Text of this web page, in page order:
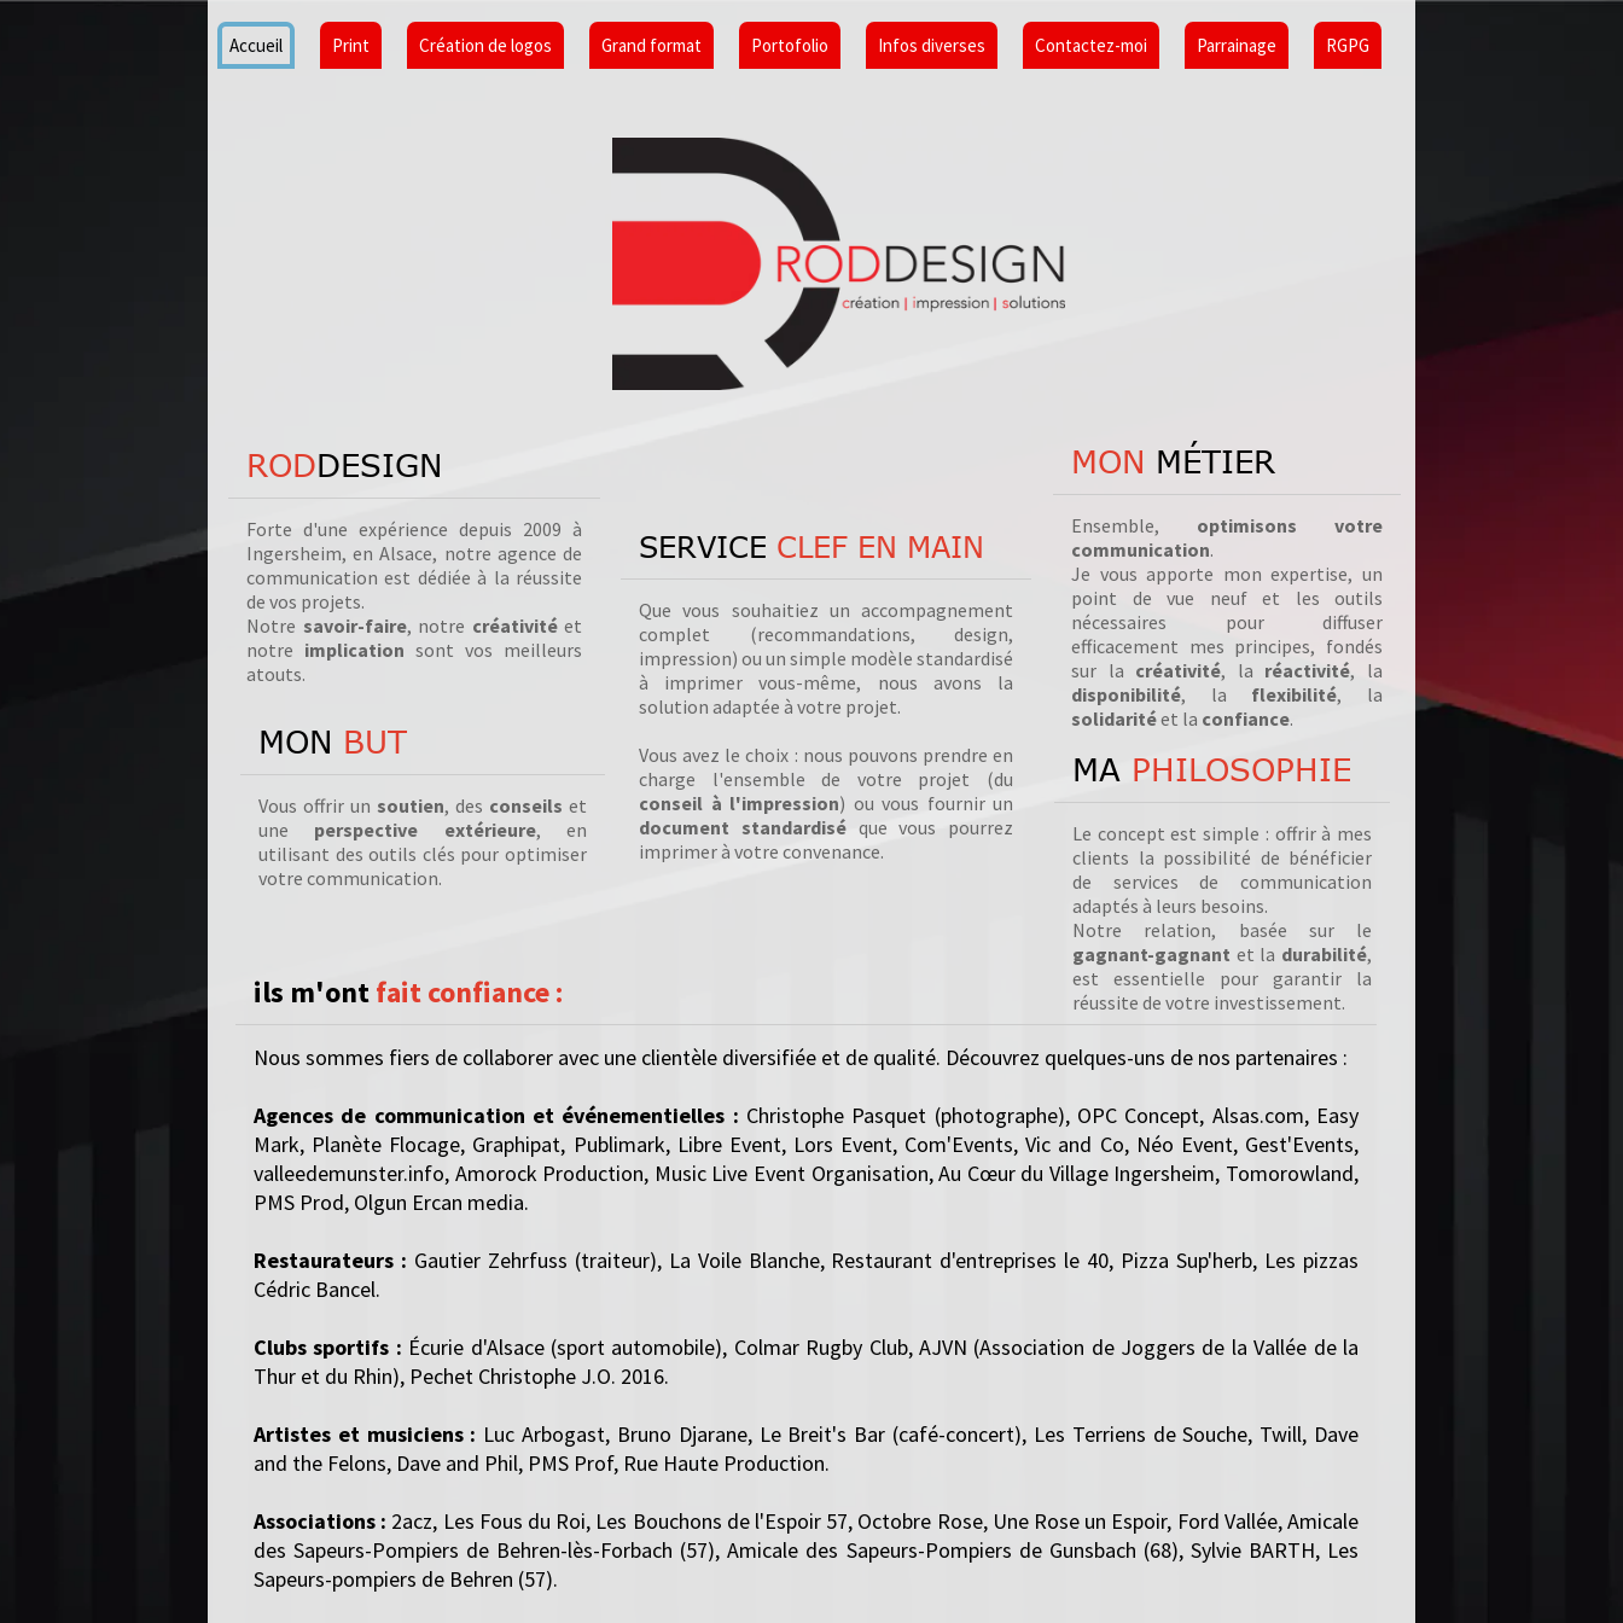
Accueil Print Création de logos Grand format Portofolio Infos diverses Contactez-moi Parrainage RGPG
MON MÉTIER
Ensemble, optimisons votre
communication.
Je vous apporte mon expertise, un
point de vue neuf et les outils
nécessaires pour diffuser
efficacement mes principes, fondés
sur la créativité, la réactivité, la
disponibilité, la flexibilité, la
solidaritéet la confiance.
RODDESIGN
Forte d'une expérience depuis 2009 à
Ingersheim, en Alsace, notre agence de
communication est dédiée à la réussite
de vos projets.
Notre savoir-faire, notre créativitéet
notre implication sont vos meilleurs
atouts.
SERVICE CLEF EN MAIN
Que vous souhaitiez un accompagnement
complet (recommandations, design,
impression) ou un simple modèle standardisé
à imprimer vous-même, nous avons la
solution adaptée à votre projet.
Vous avez le choix : nous pouvons prendre en
charge l'ensemble de votre projet (du
conseil à l'impression) ou vous fournir un
document standardiséque vous pourrez
imprimer à votre convenance.
MON BUT
Vous offrir un soutien, des conseils et
une perspective extérieure, en
utilisant des outils clés pour optimiser
votre communication.
MA PHILOSOPHIE
Le concept est simple : offrir à mes
clients la possibilité de bénéficier
de services de communication
adaptés à leurs besoins.
Notre relation, basée sur le
gagnant-gagnant et la durabilité,
est essentielle pour garantir la
réussite de votre investissement.
ils m'ontfait confiance :
Nous sommes fiers de collaborer avec une clientèle diversifiée et de qualité. Découvrez quelques-uns de nos partenaires :
Agences de communication et événementielles : Christophe Pasquet (photographe), OPC Concept, Alsas.com, Easy
Mark, Planète Flocage, Graphipat, Publimark, Libre Event, Lors Event, Com'Events, Vic and Co, Néo Event, Gest'Events,
valleedemunster.info, Amorock Production, Music Live Event Organisation, Au Cœur du Village Ingersheim, Tomorowland,
PMS Prod, Olgun Ercan media.
Restaurateurs : Gautier Zehrfuss (traiteur), La Voile Blanche, Restaurant d'entreprises le 40, Pizza Sup'herb, Les pizzas
Cédric Bancel.
Clubs sportifs : Écurie d'Alsace (sport automobile), Colmar Rugby Club, AJVN (Association de Joggers de la Vallée de la
Thur et du Rhin), Pechet Christophe J.O. 2016.
Artistes et musiciens : Luc Arbogast, Bruno Djarane, Le Breit's Bar (café-concert), Les Terriens de Souche, Twill, Dave
and the Felons, Dave and Phil, PMS Prof, Rue Haute Production.
Associations : 2acz, Les Fous du Roi, Les Bouchons de l'Espoir 57, Octobre Rose, Une Rose un Espoir, Ford Vallée, Amicale
des Sapeurs-Pompiers de Behren-lès-Forbach (57), Amicale des Sapeurs-Pompiers de Gunsbach (68), Sylvie BARTH, Les
Sapeurs-pompiers de Behren (57).